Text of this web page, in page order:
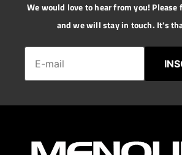
We would love to hear from you!
and we will stay in touch. It's